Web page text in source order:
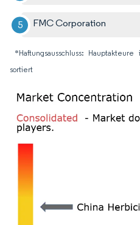
FMC Corporation
*Haftungsausschluss:
sortiert